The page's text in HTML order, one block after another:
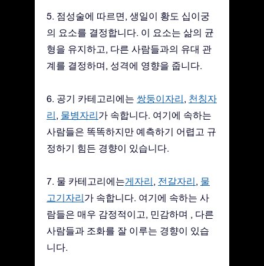
5. 점성술에 따르면, 생일이 황도 십이궁
의 요소를 결정합니다. 이 요소는 삶의 균
형을 유지하고, 다른 사람들과의 유대 관
계를 결정하며, 성격에 영향을 줍니다.
6. 공기 카테고리에는 쌍둥이자리, 천칭자
리, 물병자리가 속합니다. 여기에 속하는
사람들은 똑똑하지만 예측하기 어렵고 규
정하기 힘든 경향이 있습니다.
7. 물 카테고리에는게자리, 전갈자리, 물
고기자리가 속합니다. 여기에 속하는 사
람들은 매우 감정적이고, 민감하며 , 다른
사람들과 조화를 잘 이루는 경향이 있습
니다.